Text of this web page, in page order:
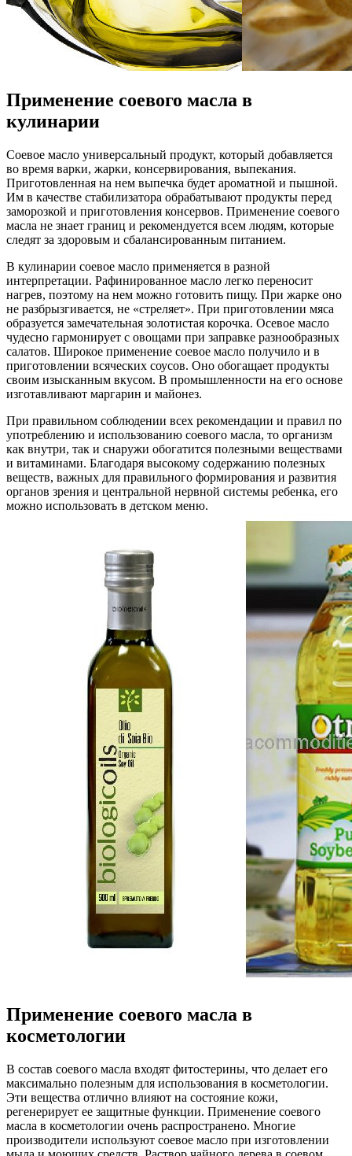
Применение соевого масла в
кулинарии
Соевое масло универсальный продукт, который добавляется
во время варки, жарки, консервирования, выпекания.
Приготовленная на нем выпечка будет ароматной и пышной.
Им в качестве стабилизатора обрабатывают продукты перед
заморозкой и приготовления консервов. Применение соевого
масла не знает границ и рекомендуется всем людям, которые
следят за здоровым и сбалансированным питанием.
В кулинарии соевое масло применяется в разной
интерпретации. Рафинированное масло легко переносит
нагрев, поэтому на нем можно готовить пищу. При жарке оно
не разбрызгивается, не «стреляет». При приготовлении мяса
образуется замечательная золотистая корочка. Осевое масло
чудесно гармонирует с овощами при заправке разнообразных
салатов. Широкое применение соевое масло получило и в
приготовлении всяческих соусов. Оно обогащает продукты
своим изысканным вкусом. В промышленности на его основе
изготавливают маргарин и майонез.
При правильном соблюдении всех рекомендации и правил по
употреблению и использованию соевого масла, то организм
как внутри, так и снаружи обогатится полезными веществами
и витаминами. Благодаря высокому содержанию полезных
веществ, важных для правильного формирования и развития
органов зрения и центральной нервной системы ребенка, его
можно использовать в детском меню.
Применение соевого масла в
косметологии
В состав соевого масла входят фитостерины, что делает его
максимально полезным для использования в косметологии.
Эти вещества отлично влияют на состояние кожи,
регенерирует ее защитные функции. Применение соевого
масла в косметологии очень распространено. Многие
производители используют соевое масло при изготовлении